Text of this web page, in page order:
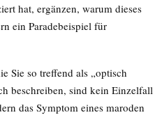
hat, ergänzen, warum dieses
ein Paradebeispiel für
Sie so treffend als „optisch
beschreiben, sind kein Einzelfall
das Symptom eines maroden